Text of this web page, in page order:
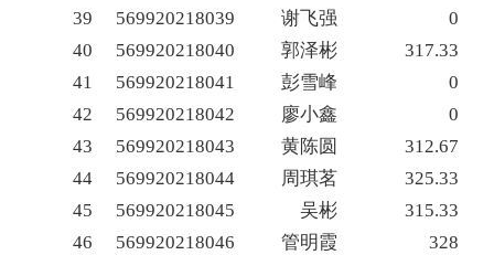
39
569920218039 谢飞强
0
40
569920218040 郭泽彬
317.33
41
569920218041 彭雪峰
0
42
569920218042 廖小鑫
0
43
569920218043 黄陈圆
312.67
44
569920218044 周琪茗
325.33
45
569920218045 吴彬
315.33
46
569920218046 管明霞
328